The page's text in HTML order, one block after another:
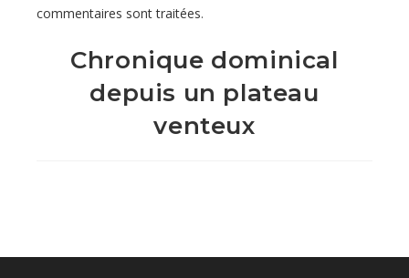
commentaires sont traitées.
Chronique dominical
depuis un plateau
venteux